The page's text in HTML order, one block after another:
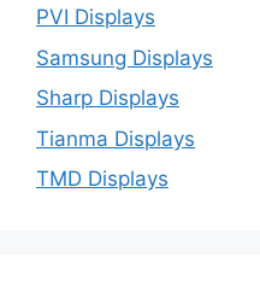
PVI Displays
Samsung Displays
Sharp Displays
Tianma Displays
TMD Displays